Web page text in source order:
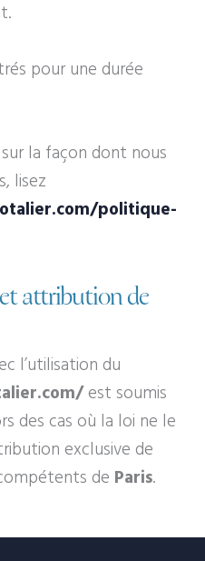
pour une durée
la façon dont nous
lisez
politique-
attribution de
l’utilisation du
est soumis
des cas où la loi ne le
exclusive de
de Paris.